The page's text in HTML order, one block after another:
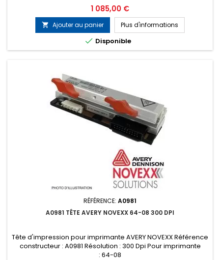
Prix
1 085,00 €
 Ajouter au panier Plus d'informations
 Disponible
RÉFÉRENCE: A0981
A0981 TÊTE AVERY NOVEXX 64-08 300 DPI
Tête d'impression pour imprimante AVERY NOVEXX Référence
constructeur : A0981 Résolution : 300 Dpi Pour imprimante
: 64-08